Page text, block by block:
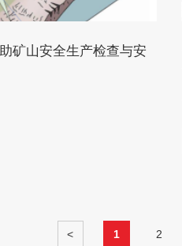
矿山安全生产检查与安
< 1 2